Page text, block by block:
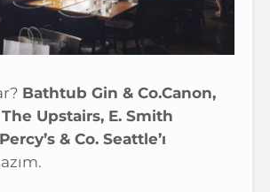
Bathtub Gin & Co.Canon,
Upstairs, E. Smith
& Co. Seattle’ı